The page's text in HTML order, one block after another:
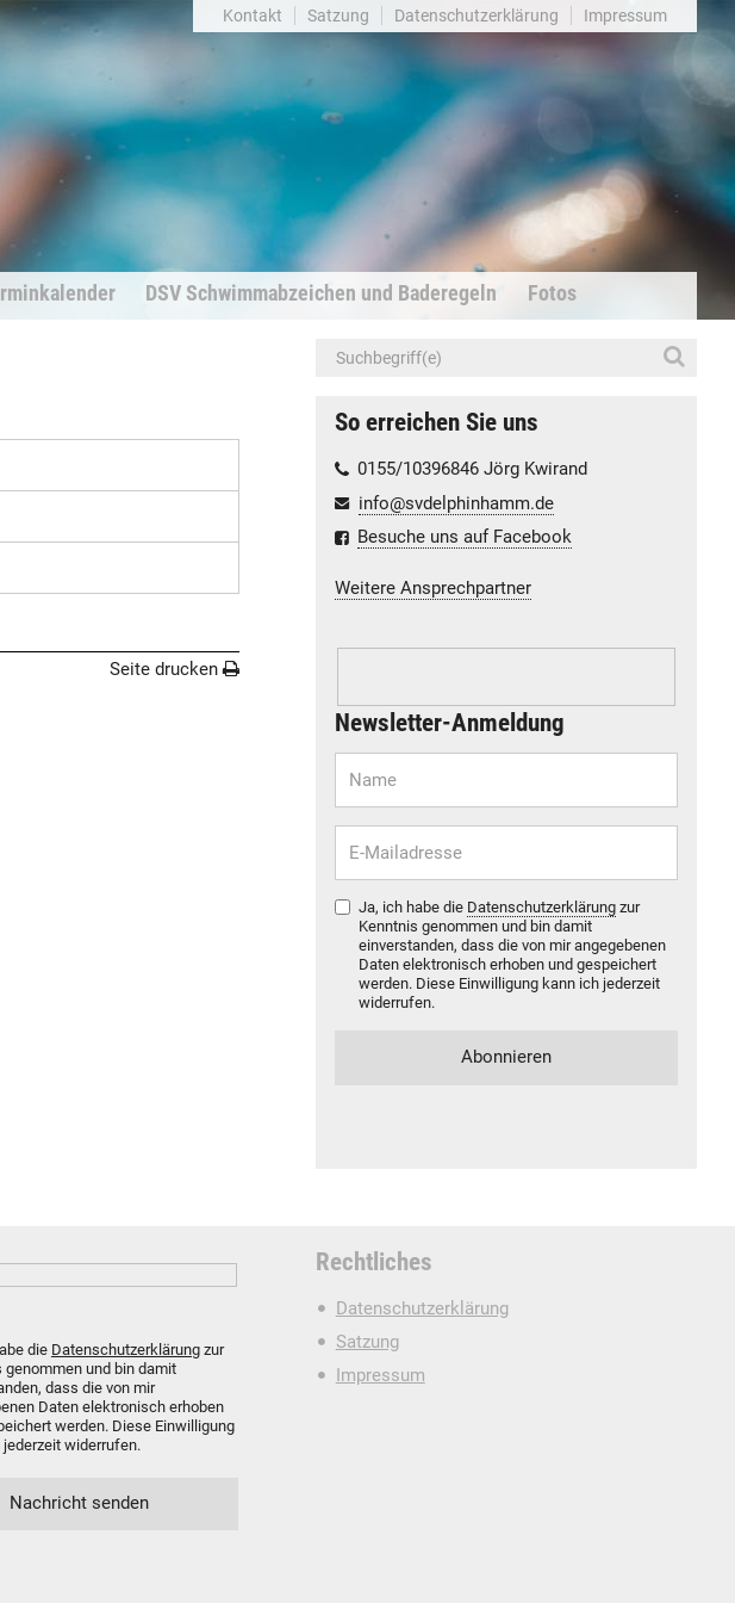
Kontakt Satzung Datenschutzerklärung Impressum
DSV Schwimmabzeichen und Baderegeln Fotos
Seite drucken
So erreichen Sie uns
0155/10396846 Jörg Kwirand
info@svdelphinhamm.de
Besuche uns auf Facebook
Weitere Ansprechpartner
Newsletter-Anmeldung
Ja, ich habe die Datenschutzerklärung zur
Kenntnis genommen und bin damit
einverstanden, dass die von mir angegebenen
Daten elektronisch erhoben und gespeichert
werden. Diese Einwilligung kann ich jederzeit
widerrufen.
die Datenschutzerklärungzur
genommen und bin damit
dass die von mir
Daten elektronisch erhoben
werden. Diese Einwilligung
jederzeit widerrufen.
Rechtliches
Datenschutzerklärung
Satzung
Impressum